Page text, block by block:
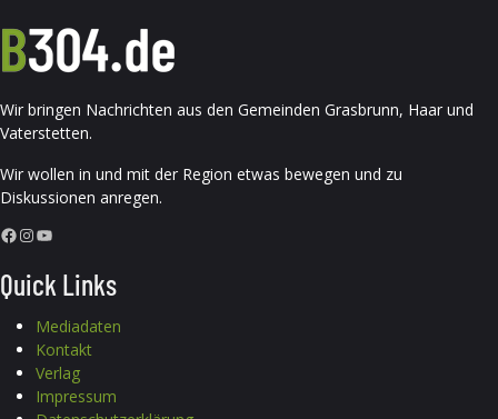
Wir bringen Nachrichten aus den Gemeinden Grasbrunn, Haar und
Vaterstetten.
Wir wollen in und mit der Region etwas bewegen und zu
Diskussionen anregen.
Facebook InstagramYouTube
Quick Links
Mediadaten
Kontakt
Verlag
Impressum